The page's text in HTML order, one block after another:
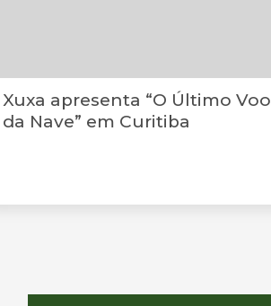
Xuxa apresenta “O Último Voo
da Nave” em Curitiba